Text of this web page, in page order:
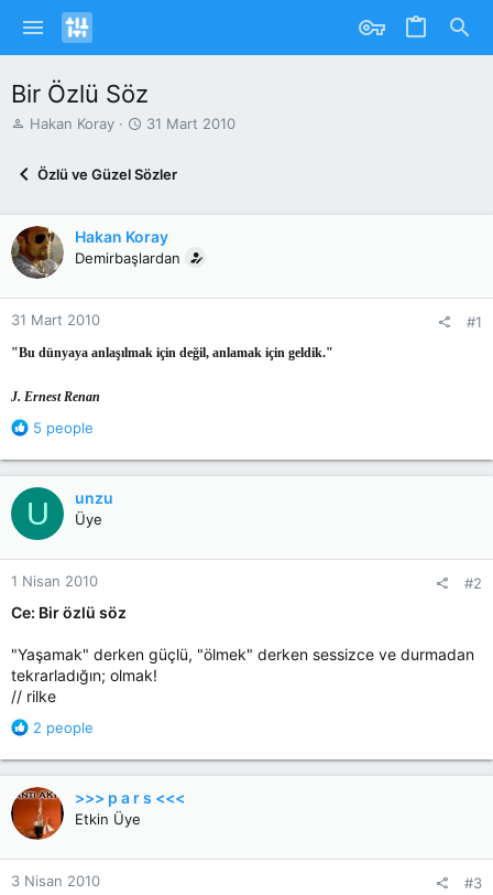
Bir Özlü Söz
K
b
a
ş
l
a
a
Hakan Koray
B
l
g
ı
T
i
31 Mart 2010
Özlü ve Güzel Sözler
Hakan Koray
Demirbaşlardan
31 Mart 2010 #1
"Bu dünyaya anlaşılmak için değil, anlamak için geldik."
J. Ernest Renan
R
a
c
i
o
n
s
5 people
U unzu
Üye
1 Nisan 2010 #2
Ce: Bir özlü söz
"Yaşamak" derken güçlü, "ölmek" derken sessizce ve durmadan
tekrarladığın; olmak!
// rilke
R
a
c
t
i
o
n
s
2 people
>>> p a r s <<<
Etkin Üye
3 Nisan 2010 #3